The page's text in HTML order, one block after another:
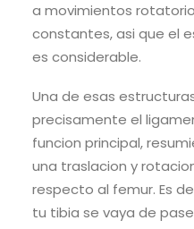
a movimientos
constantes, asi que el
es considerable.
Una de esas
precisamente el
funcion principal,
una traslacion y
respecto al femur. Es
tu tibia se vaya de